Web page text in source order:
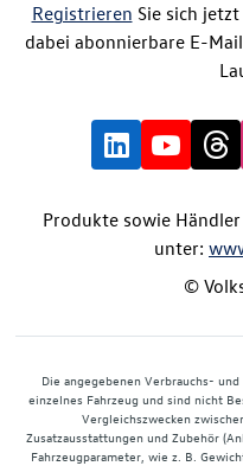
Registrieren Sie sich
dabei abonnierbare E-
Produkte sowie
unter:
©
Die angegebenen Verbrauchs-
einzelnes Fahrzeug und sind nicht
Vergleichszwecken
Zusatzausstattungen und Zubehör
Fahrzeugparameter, wie z. B.